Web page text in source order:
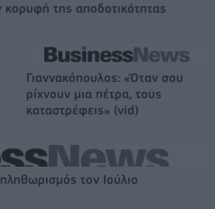
της αποδοτικότητας
Γιαννακόπουλος: «Όταν σου
ρίχνουν μια πέτρα, τους
καταστρέφεις» (vid)
τον Ιούλιο